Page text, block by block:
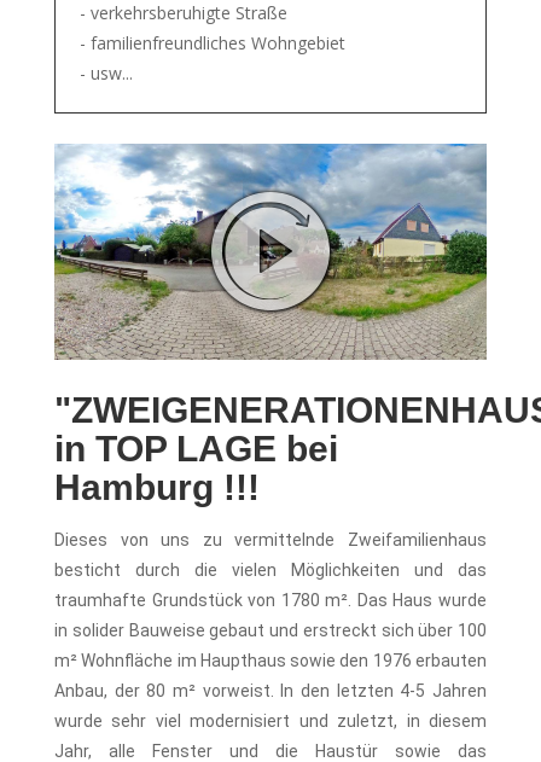
- verkehrsberuhigte Straße
- familienfreundliches Wohngebiet
- usw...
in TOP LAGE bei
Hamburg !!!
Dieses von uns zu vermittelnde Zweifamilienhaus
besticht durch die vielen Möglichkeiten und das
traumhafte Grundstück von 1780 m². Das Haus wurde
in solider Bauweise gebaut und erstreckt sich über 100
m² Wohnfläche im Haupthaus sowie den 1976 erbauten
Anbau, der 80 m² vorweist. In den letzten 4-5 Jahren
wurde sehr viel modernisiert und zuletzt, in diesem
Jahr, alle Fenster und die Haustür sowie das